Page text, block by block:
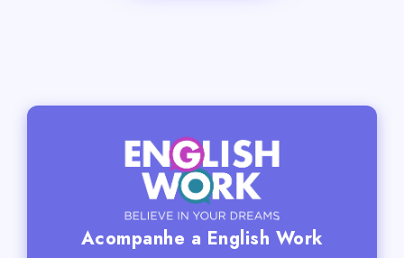
Acompanhe a English Work